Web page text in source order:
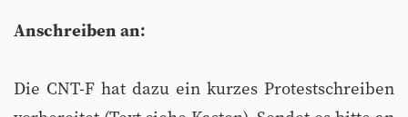
Anschreiben an:
Die CNT-F hat dazu ein kurzes Protestschreiben